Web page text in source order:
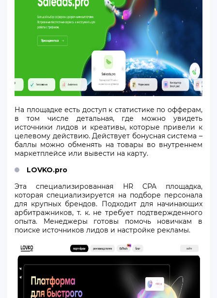
На площадке есть доступ к статистике по офферам,
в том числе детальная, где можно увидеть
источники лидов и креативы, которые привели к
целевому действию. Действует бонусная система –
баллы можно обменять на товары во внутреннем
маркетплейсе или вывести на карту.
LOVKO.pro
Эта специализированная HR CPA площадка,
которая специализируется на подборе персонала
для крупных брендов. Подходит для начинающих
арбитражников, т. к. не требует подтвержденного
опыта. Менеджеры готовы помочь новичкам в
поиске источников лидов и настройке рекламы.